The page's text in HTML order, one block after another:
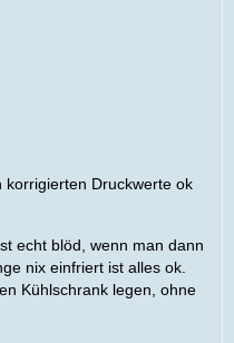
Druckwerte ok
echt blöd, wenn man dann
nix einfriert ist alles ok.
Kühlschrank legen, ohne